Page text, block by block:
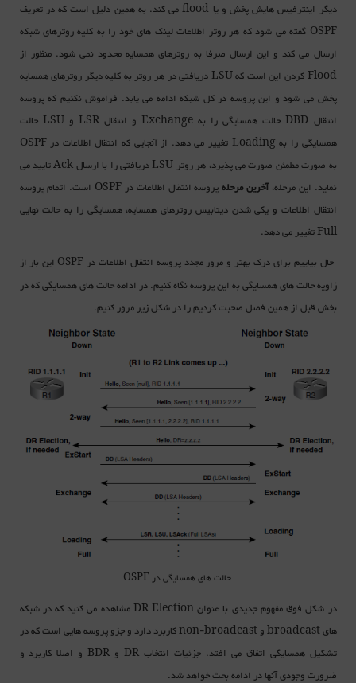
دیگر اینترفیس هایش پخش و یا flood می کند. به همین دلیل است که در تعریف
OSPF گفته می شود که هر روتر اطلاعات لینک های خود را به کلیه روترهای شبکه
ارسال می کند و این ارسال صرفا به روترهای همسایه محدود نمی شود. منظور از
Flood کردن این است که LSU دریافتی در هر روتر به کلیه دیگر روترهای همسایه
پخش می شود و این پروسه در کل شبکه ادامه می یابد. فراموش نکنیم که پروسه
انتقال DBD حالت همسایگی را به Exchange و انتقال LSR و LSU حالت
همسایگی را به Loading تغییر می دهد. از آنجایی که انتقال اطلاعات در OSPF
به صورت مطمئن صورت می پذیرد، هر روتر LSU دریافتی را با ارسال Ack تایید می
نماید. این مرحله،آخرین مرحله
پروسه انتقال اطلاعات در OSPF است. اتمام پروسه
انتقال اطلاعات و یکی شدندیتابیس روترهای همسایه، همسایگی را به حالت نهایی
Full تغییر می دهد.
حال بیاییم برای درک بهتر و مرور مجدد پروسه انتقال اطلاعات درOSPF
این بار از
زاویه حالت های همسایگی به این پروسه نگاه کنیم. در ادامه حالت های همسایگی که در
بخش قبل از همین فصل صحبت کردیم را در شکل زیر مرور کنیم.
حالت های همسایگی در OSPF
در شکل فوق مفهوم جدیدی با عنوان DR Election مشاهده می کنید که در شبکه
های broadcast و non-broadcast کاربرد دارد و جزو پروسه هایی است که در
تشکیل همسایگی اتفاق می افتد. جزئیات انتخاب DR و BDR و اصلا کاربرد و
ضرورت وجودی آنها در ادامه بحث خواهد شد.